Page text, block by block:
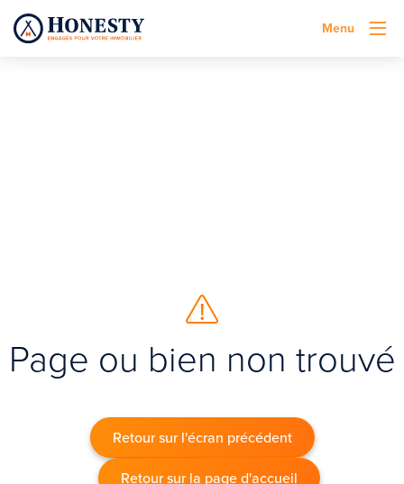
Menu
Page ou bien non trouvé
Retour sur l'écran précédent
Retour sur la page d'accueil